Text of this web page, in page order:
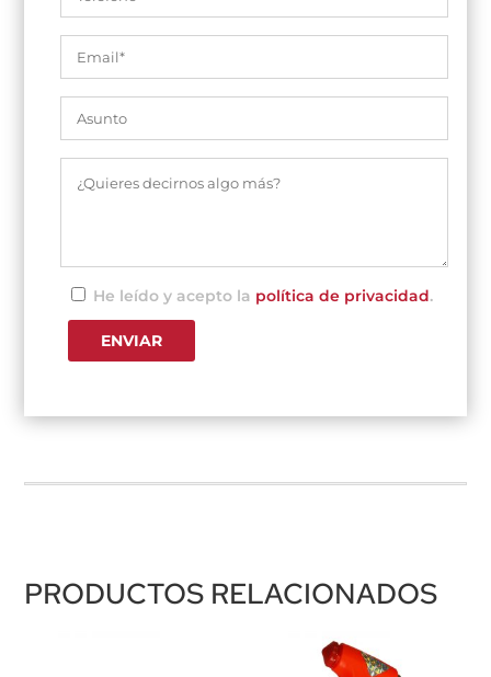
He leído y acepto la política de privacidad.
PRODUCTOS RELACIONADOS